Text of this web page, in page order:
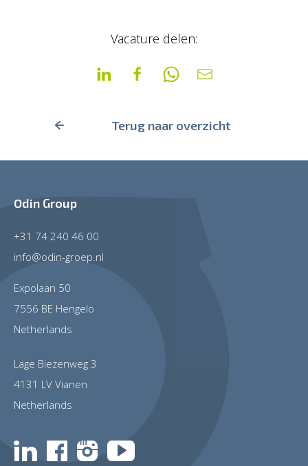
Terug naar overzicht
Vacature delen:
Odin Group
+31 74 240 46 00
info@odin-groep.nl
Expolaan 50
7556 BE Hengelo
Netherlands
Lage Biezenweg 3
4131 LV Vianen
Netherlands